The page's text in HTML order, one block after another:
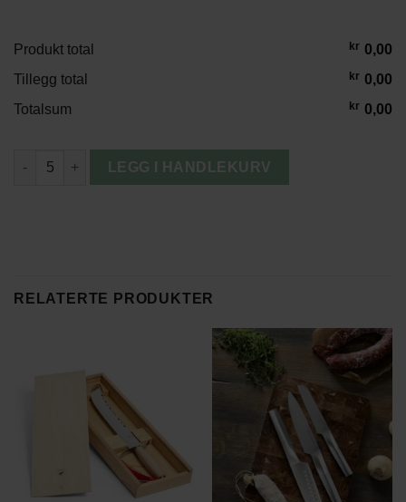
Produkt total kr 0,00
Tillegg total
kr 0,00
Totalsum
kr 0,00
Stelton Hurricane Lykt antall
LEGG I HANDLEKURV
RELATERTE PRODUKTER